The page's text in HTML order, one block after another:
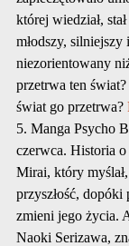
której wiedział,
młodszy, silniejszy
niezorientowany
przetrwa ten
świat go przetrwa?
5. Manga Psycho
czerwca. Historia
Mirai, który
przyszłość, dopóki
zmieni jego życia.
Naoki Serizawa,